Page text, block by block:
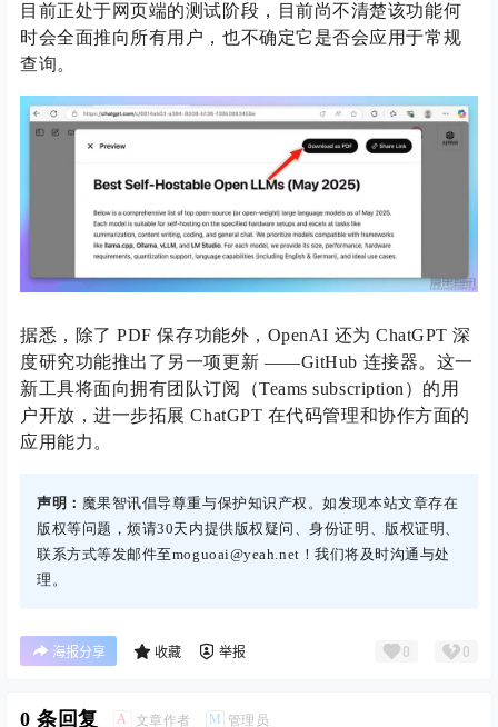
目前正处于网页端的测试阶段，目前尚不清楚该功能何
时会全面推向所有用户，也不确定它是否会应用于常规
查询。
据悉，除了 PDF 保存功能外，OpenAI 还为 ChatGPT 深
度研究功能推出了另一项更新 ——GitHub 连接器。这一
新工具将面向拥有团队订阅（Teams subscription）的用
户开放，进一步拓展 ChatGPT 在代码管理和协作方面的
应用能力。
声明： 魔果智讯倡导尊重与保护知识产权。如发现本站文章存在
版权等问题，烦请30天内提供版权疑问、身份证明、版权证明、
联系方式等发邮件至moguoai@yeah.net！我们将及时沟通与处
理。
海报分享 收藏 举报 0 0
0 条回复 A 文章作者 M 管理员